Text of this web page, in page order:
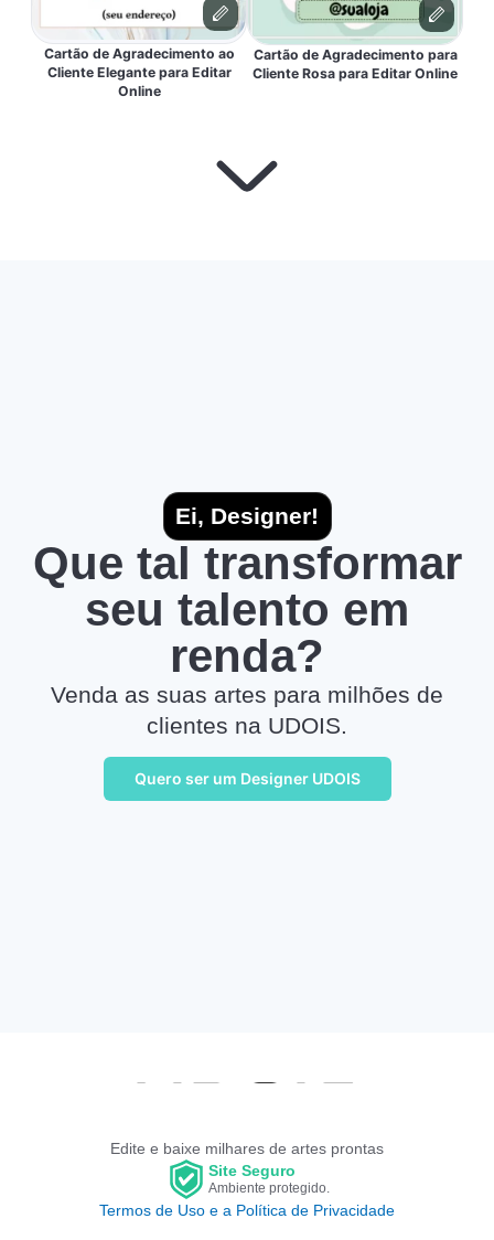
Cartão de Agradecimento ao
Cliente Elegante para Editar
Online
Cartão de Agradecimento para
Cliente Rosa para Editar Online
Ei, Designer!
Que tal transformar
seu talento em
renda?
Venda as suas artes para milhões de
clientes na UDOIS.
Quero ser um Designer UDOIS
Edite e baixe milhares de artes prontas
Site Seguro
Ambiente protegido.
Termos de Uso e a Política de Privacidade